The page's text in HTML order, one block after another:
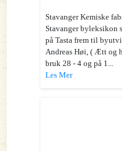
Stavanger Kemiske
Stavanger byleksikon
på Tasta frem til
Andreas Høi, ( Ætt og
bruk 28 - 4 og på 1...
Les Mer